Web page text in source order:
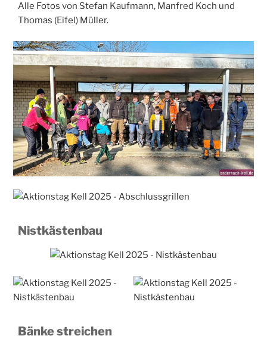
Alle Fotos von Stefan Kaufmann, Manfred Koch und
Thomas (Eifel) Müller.
Nistkästenbau
Bänke streichen